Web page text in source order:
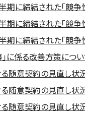
期に締結された「競
期に締結された「競
期に締結された「競
」に係る改善方策につ
随意契約の見直し状
随意契約の見直し状
随意契約の見直し状